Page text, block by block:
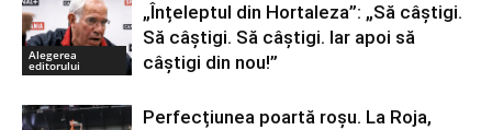
Alegerea
editorului
„Înțeleptul din Hortaleza”: „Să câștigi.
Să câștigi. Să câștigi. Iar apoi să
câștigi din nou!”
Perfecțiunea poartă roșu. La Roja,